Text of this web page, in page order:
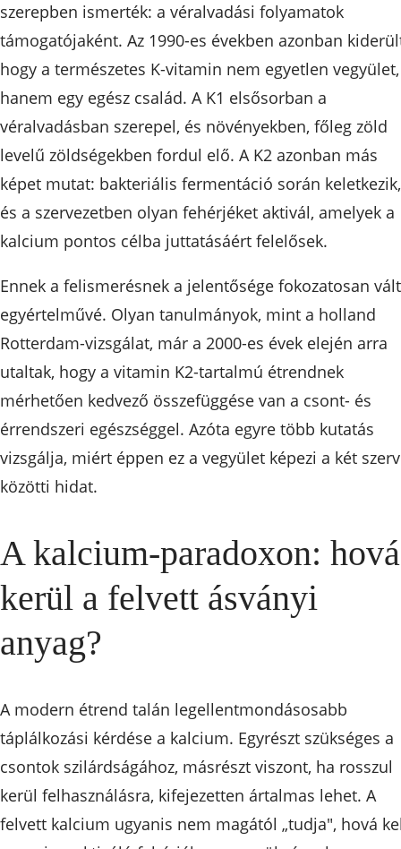
szerepben ismerték: a véralvadási folyamatok
támogatójaként. Az 1990-es években azonban
hogy a természetes K-vitamin nem egyetlen vegyület,
hanem egy egész család. A K1 elsősorban a
véralvadásban szerepel, és növényekben, főleg zöld
levelű zöldségekben fordul elő. A K2 azonban más
képet mutat: bakteriális fermentáció során keletkezik,
és a szervezetben olyan fehérjéket aktivál, amelyek a
kalcium pontos célba juttatásáért felelősek.
Ennek a felismerésnek a jelentősége fokozatosan vált
egyértelművé. Olyan tanulmányok, mint a holland
Rotterdam-vizsgálat, már a 2000-es évek elején arra
utaltak, hogy a vitamin K2-tartalmú étrendnek
mérhetően kedvező összefüggése van a csont- és
érrendszeri egészséggel. Azóta egyre több kutatás
vizsgálja, miért éppen ez a vegyület képezi a két szerv
közötti hidat.
A kalcium-paradoxon: hová
kerül a felvett ásványi
anyag?
A modern étrend talán legellentmondásosabb
táplálkozási kérdése a kalcium. Egyrészt szükséges a
csontok szilárdságához, másrészt viszont, ha rosszul
kerül felhasználásra, kifejezetten ártalmas lehet. A
felvett kalcium ugyanis nem magától „tudja", hová